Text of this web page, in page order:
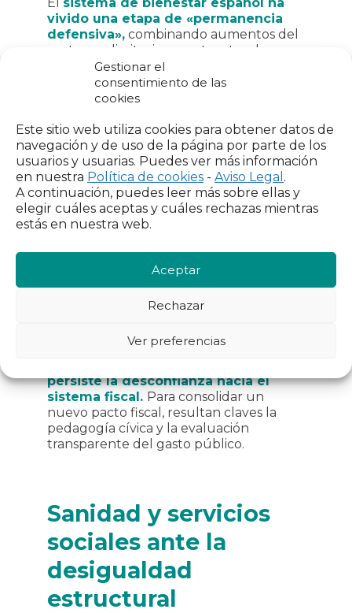
Gestionar el
consentimiento de las
cookies
Este sitio web utiliza cookies para obtener datos de
navegación y de uso de la página por parte de los
usuarios y usuarias. Puedes ver más información
en nuestra Política de cookies - Aviso Legal .
A continuación, puedes leer más sobre ellas y
elegir cuáles aceptas y cuáles rechazas mientras
estás en nuestra web.
Aceptar
Rechazar
Ver preferencias
vivido una etapa de «permanencia
defensiva», combinando aumentos del
gasto con limitaciones estructurales
como privatización selectiva, insuficiencia
inversora y desigualdades territoriales.
bienestar público, muestra
resistencia a aumentar su
contribución fiscal, lo que revela la
necesidad urgente de un nuevo pacto
social y fiscal que garantice
sostenibilidad, equidad y
corresponsabilidad.
Se subraya laurgencia de una reforma
fiscal progresiva que garantice la
financiación del Estado de Bienestar.
España sigue dependiendo en exceso de
equilibrar con tributos sobre el capital y
el consumo. Existe unamplio respaldo
persiste la desconfianza hacia el
sistema fiscal. Para consolidar un
nuevo pacto fiscal, resultan claves la
pedagogía cívica y la evaluación
transparente del gasto público.
Sanidad y servicios
sociales ante la
desigualdad
estructural